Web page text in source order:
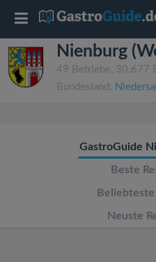
Nienburg
49 Betriebe, 30.677
Bundesland:
GastroGuide
Beste
Beliebteste
Neuste
T
o